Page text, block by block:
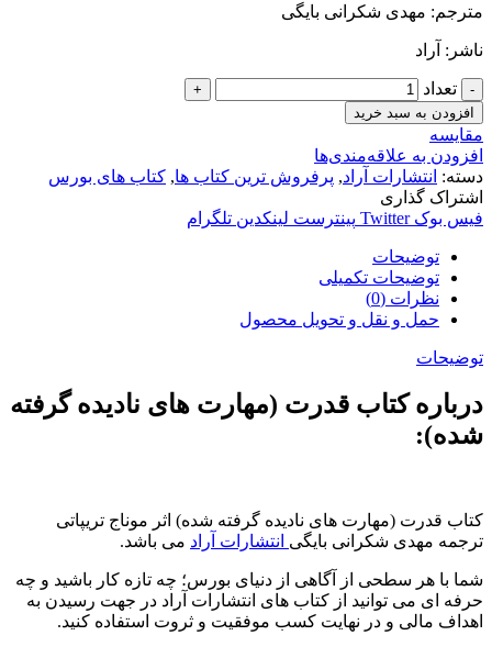
مترجم: مهدی شکرانی بایگی
ناشر: آراد
تعداد
افزودن به سبد خرید
مقایسه
افزودن به علاقه‌مندی‌ها
دسته: انتشارات آراد, پرفروش ترین کتاب ها, کتاب های بورس
اشتراک گذاری
فیس بوک Twitter پینترست لینکدین تلگرام
توضیحات
توضیحات تکمیلی
نظرات (0)
حمل و نقل و تحویل محصول
توضیحات
درباره کتاب قدرت (مهارت های نادیده گرفته
شده):
کتاب قدرت (مهارت های نادیده گرفته شده) اثر موناج تریپاتی
ترجمه مهدی شکرانی بایگی انتشارات آراد می باشد.
شما با هر سطحی از آگاهی از دنیای بورس؛ چه تازه کار باشید و چه
حرفه ای می توانید از کتاب های انتشارات آراد در جهت رسیدن به
اهداف مالی و در نهایت کسب موفقیت و ثروت استفاده کنید.